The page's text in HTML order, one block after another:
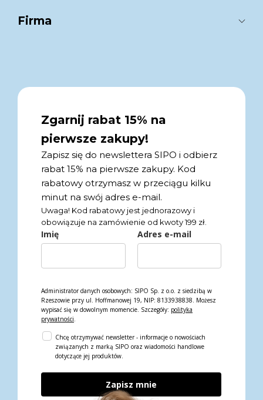
Firma
Zgarnij rabat 15% na
pierwsze zakupy!
Zapisz się do newslettera SIPO i odbierz
rabat 15% na pierwsze zakupy. Kod
rabatowy otrzymasz w przeciągu kilku
minut na swój adres e-mail.
Uwaga! Kod rabatowy jest jednorazowy i
obowiązuje na zamówienie od kwoty 199 zł.
Imię Adres e-mail
Administrator danych osobowych: SIPO Sp. z o.o. z siedzibą w
Rzeszowie przy ul. Hoffmanowej 19, NIP: 8133938838. Możesz
wypisać się w dowolnym momencie. Szczegóły: polityka
prywatności
Chcę otrzymywać newsletter - informacje o nowościach
związanych z marką SIPO oraz wiadomości handlowe
dotyczące jej produktów.
Zapisz mnie